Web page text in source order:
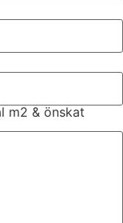
m2 & önskat